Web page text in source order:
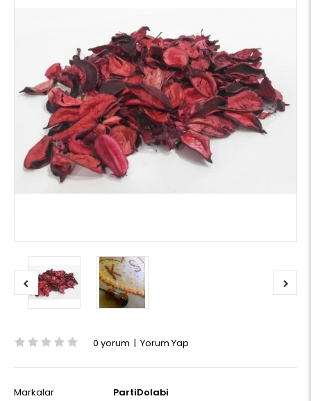
0 yorum | Yorum Yap
Markalar
PartiDolabi